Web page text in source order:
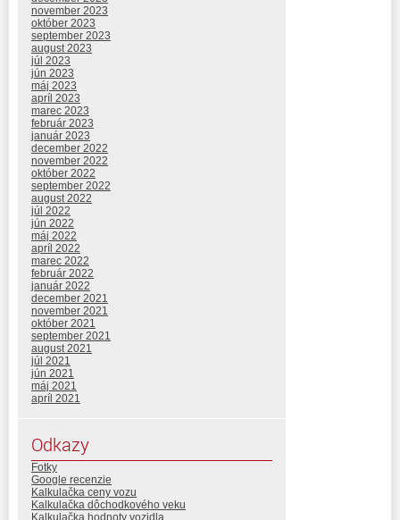
november 2023
október 2023
september 2023
august 2023
júl 2023
jún 2023
máj 2023
apríl 2023
marec 2023
február 2023
január 2023
december 2022
november 2022
október 2022
september 2022
august 2022
júl 2022
jún 2022
máj 2022
apríl 2022
marec 2022
február 2022
január 2022
december 2021
november 2021
október 2021
september 2021
august 2021
júl 2021
jún 2021
máj 2021
apríl 2021
Odkazy
Fotky
Google recenzie
Kalkulačka ceny vozu
Kalkulačka dôchodkového veku
Kalkulačka hodnoty vozidla